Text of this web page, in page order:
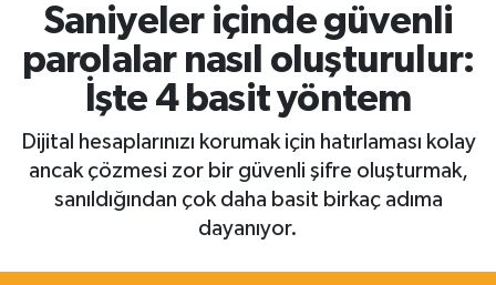
Saniyeler içinde güvenli
parolalar nasıl oluşturulur:
İşte 4 basit yöntem
Dijital hesaplarınızı korumak için hatırlaması kolay
ancak çözmesi zor bir güvenli şifre oluşturmak,
sanıldığından çok daha basit birkaç adıma
dayanıyor.